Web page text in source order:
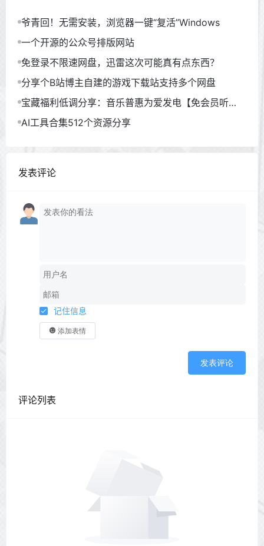
爷青回！无需安装，浏览器一键“复活”Windows
一个开源的公众号排版网站
免登录不限速网盘，迅雷这次可能真有点东西？
分享个B站博主自建的游戏下载站支持多个网盘
宝藏福利低调分享：音乐普惠为爱发电【免会员听
歌】
AI工具合集512个资源分享
发表评论
记住信息
添加表情
发表评论
评论列表